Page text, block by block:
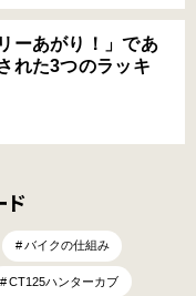
ーあがり！」であ
れた3つのラッキ
ド
バイクの仕組み
CT125ハンターカブ